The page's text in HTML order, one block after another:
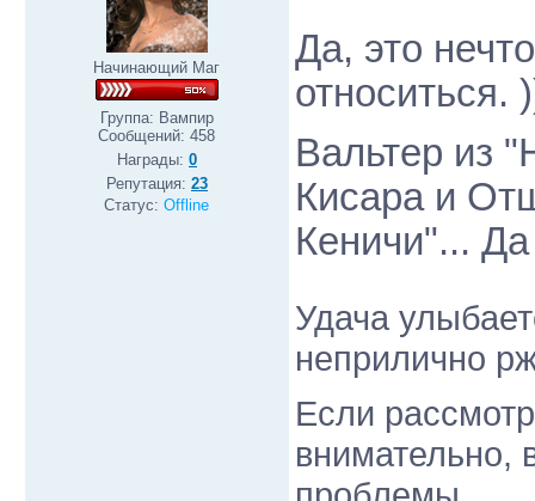
Начинающий Маг
Группа: Вампир
Сообщений:458
Награды: 0
Репутация: 23
Статус:Offline
Да, это
относиться.
Вальтер из
Кисара и
Кеничи"...
Удача
неприлично
Если
внимательно,